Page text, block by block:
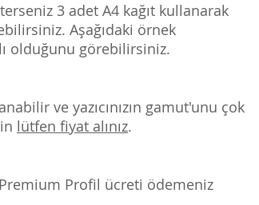
3 adet A4 kağıt kullanarak
Aşağıdaki örnek
olduğunu görebilirsiniz.
ve yazıcınızın gamut'unu çok
lütfen fiyat alınız.
Premium Profil ücreti ödemeniz